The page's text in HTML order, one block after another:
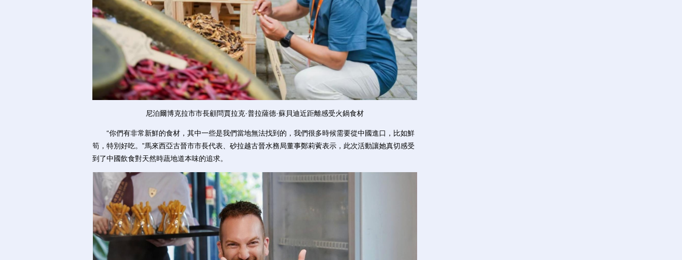
尼泊爾博克拉市市長顧問賈拉克·普拉薩德·蘇貝迪近距離感受火鍋食材
“你們有非常新鮮的食材，其中一些是我們當地無法找到的，我們很多時候需要從中國進口，比如鮮
筍，特別好吃。”馬來西亞古晉市市長代表、砂拉越古晉水務局董事鄭莉薲表示，此次活動讓她真切感受
到了中國飲食對天然時蔬地道本味的追求。